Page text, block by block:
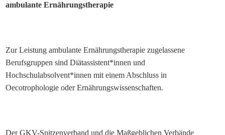
ambulante Ernährungstherapie
Zur Leistung ambulante Ernährungstherapie zugelassene
Berufsgruppen sind Diätassistent*innen und
Hochschulabsolvent*innen mit einem Abschluss in
Oecotrophologie oder Ernährungswissenschaften.
Der GKV-Spitzenverband und die Maßgeblichen Verbände